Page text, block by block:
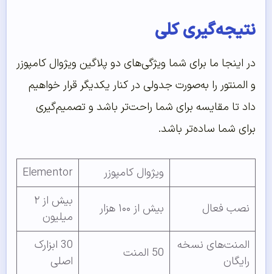
نتیجه‌‌گیری کلی
در اینجا ما برای شما ویژگی‌های دو پلاگین ویژوال کامپوزر
و المنتور را به‌صورت جدولی در کنار یکدیگر قرار خواهیم
داد تا مقایسه برای شما راحت‌تر باشد و تصمیم‌گیری
برای شما ساده‌تر باشد.
ویژوال کامپوزر Elementor
نصب فعال بیش از ۱۰۰ هزار
بیش از ۲
میلیون
المنت‌‌های نسخه
رایگان
50 المنت
30 ابزارک
اصلی